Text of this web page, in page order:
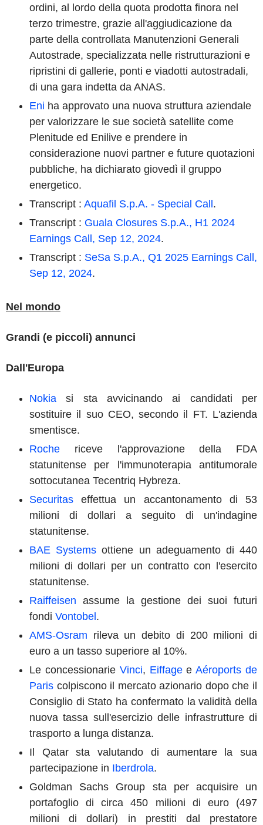
ordini, al lordo della quota prodotta finora nel
terzo trimestre, grazie all'aggiudicazione da
parte della controllata Manutenzioni Generali
Autostrade, specializzata nelle ristrutturazioni e
ripristini di gallerie, ponti e viadotti autostradali,
di una gara indetta da ANAS.
Eni ha approvato una nuova struttura aziendale
per valorizzare le sue società satellite come
Plenitude ed Enilive e prendere in
considerazione nuovi partner e future quotazioni
pubbliche, ha dichiarato giovedì il gruppo
energetico.
Transcript : Aquafil S.p.A. - Special Call.
Transcript : Guala Closures S.p.A., H1 2024
Earnings Call, Sep 12, 2024.
Transcript : SeSa S.p.A., Q1 2025 Earnings Call,
Sep 12, 2024.
Nel mondo
Grandi (e piccoli) annunci
Dall'Europa
Nokia si sta avvicinando ai candidati per
sostituire il suo CEO, secondo il FT. L'azienda
smentisce.
Roche riceve l'approvazione della FDA
statunitense per l'immunoterapia antitumorale
sottocutanea Tecentriq Hybreza.
Securitas effettua un accantonamento di 53
milioni di dollari a seguito di un'indagine
statunitense.
BAE Systems ottiene un adeguamento di 440
milioni di dollari per un contratto con l'esercito
statunitense.
Raiffeisen assume la gestione dei suoi futuri
fondi Vontobel.
AMS-Osram rileva un debito di 200 milioni di
euro a un tasso superiore al 10%.
Le concessionarie Vinci, EiffageeAéroports de
Paris colpiscono il mercato azionario dopo che il
Consiglio di Stato ha confermato la validità della
nuova tassa sull'esercizio delle infrastrutture di
trasporto a lunga distanza.
Il Qatar sta valutando di aumentare la sua
partecipazione in Iberdrola.
Goldman Sachs Group sta per acquisire un
portafoglio di circa 450 milioni di euro (497
milioni di dollari) in prestiti dal prestatore